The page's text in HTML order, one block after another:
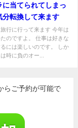
に当てられてしまっ
分転換して来ます
行に行って来ます 今年は
のですよ。 仕事は好きな
には楽しいのです。 しか
時に負のオー...
らご予約が可能で